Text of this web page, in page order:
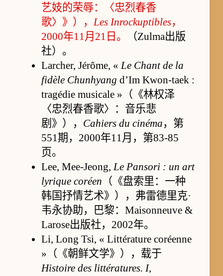
艺妓的荣辱：〈忠烈春香
歌〉》），Les Inrockuptibles，
2000年11月21日。
（Zulma出版
社）。
Larcher, Jérôme, «Le Chant de la
fidèle Chunhyang d’Im Kwon-taek :
tragédie musicale »（《林权泽
〈忠烈春香歌〉：音乐悲
剧》）， Cahiers du cinéma，第
551期，2000年11月，第83-85
页。
Lee, Mee-Jeong,Le Pansori : un art
lyrique coréen （《盘索里：一种
韩国抒情艺术》），弗雷德里克·
韦永协助，巴黎：Maisonneuve &
Larose出版社，2002年。
Li, Long Tsi, « Littérature coréenne
»（《朝鲜文学》），载于
Histoire des littératures. I,